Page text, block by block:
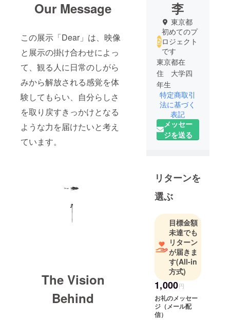
Our Message
この展示「Dear」は、映像
と展示の掛け合わせによっ
て、観る人に日常のしがら
みから解放される感覚を体
験してもらい、自分らしさ
を取り戻すきっかけとなる
ような力を届けたいと考え
ています。
The Vision
Behind
李
東京都
初めてのプ
ロジェクト
です
東京都在
住 大学四
年生
特定商取引
法に基づく
表記
メッセー
ジを送る
リターンを
選ぶ
目標金額
未達でも
リターン
が届きま
す(All-in
方式)
1,000円
お礼のメッセー
ジ（メール配
信）